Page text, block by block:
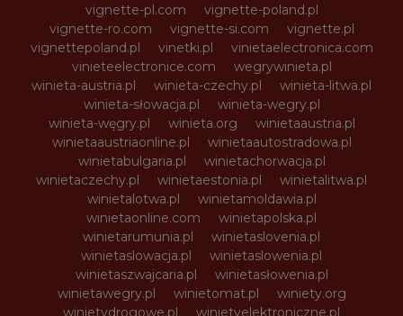
vignette-pl.com
vignette-poland.pl
vignette-ro.com
vignette-si.com
vignette.pl
vignettepoland.pl
vinetki.pl
vinietaelectronica.com
vinieteelectronice.com
wegrywinieta.pl
winieta-austria.pl
winieta-czechy.pl
winieta-litwa.pl
winieta-słowacja.pl
winieta-wegry.pl
winieta-węgry.pl
winieta.org
winietaaustria.pl
winietaaustriaonline.pl
winietaautostradowa.pl
winietabulgaria.pl
winietachorwacja.pl
winietaczechy.pl
winietaestonia.pl
winietalitwa.pl
winietalotwa.pl
winietamoldawia.pl
winietaonline.com
winietapolska.pl
winietarumunia.pl
winietaslovenia.pl
winietaslowacja.pl
winietaslowenia.pl
winietaszwajcaria.pl
winietasłowenia.pl
winietawegry.pl
winietomat.pl
winiety.org
winietydrogowe.pl
winietyelektroniczne.pl